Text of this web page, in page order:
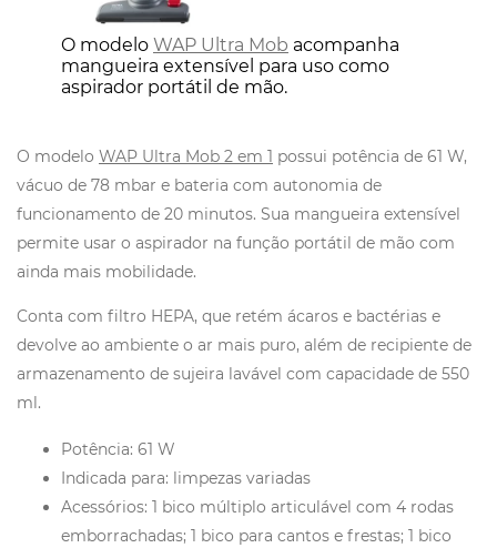
O modelo WAP Ultra Mob acompanha
mangueira extensível para uso como
aspirador portátil de mão.
O modelo WAP Ultra Mob 2 em 1 possui potência de 61 W,
vácuo de 78 mbar e bateria com autonomia de
funcionamento de 20 minutos. Sua mangueira extensível
permite usar o aspirador na função portátil de mão com
ainda mais mobilidade.
Conta com filtro HEPA, que retém ácaros e bactérias e
devolve ao ambiente o ar mais puro, além de recipiente de
armazenamento de sujeira lavável com capacidade de 550
ml.
Potência: 61 W
Indicada para: limpezas variadas
Acessórios: 1 bico múltiplo articulável com 4 rodas
emborrachadas; 1 bico para cantos e frestas; 1 bico